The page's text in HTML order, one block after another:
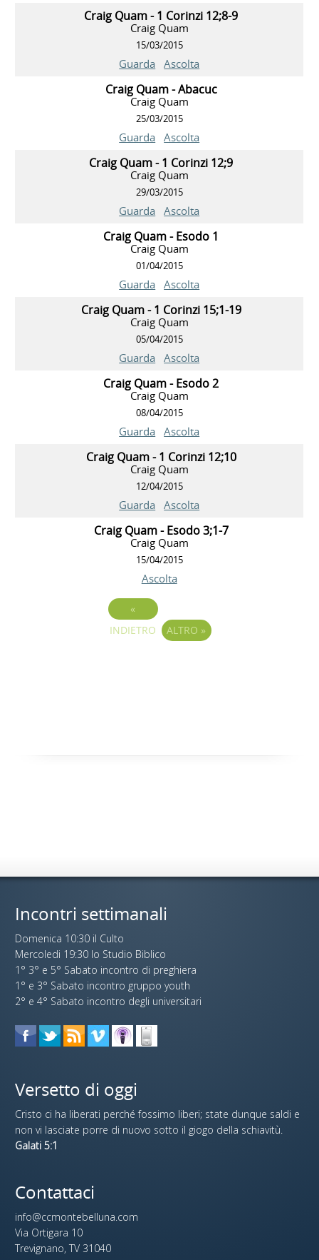
Craig Quam - 1 Corinzi 12;8-9
Craig Quam
15/03/2015
Guarda Ascolta
Craig Quam - Abacuc
Craig Quam
25/03/2015
Guarda Ascolta
Craig Quam - 1 Corinzi 12;9
Craig Quam
29/03/2015
Guarda Ascolta
Craig Quam - Esodo 1
Craig Quam
01/04/2015
Guarda Ascolta
Craig Quam - 1 Corinzi 15;1-19
Craig Quam
05/04/2015
Guarda Ascolta
Craig Quam - Esodo 2
Craig Quam
08/04/2015
Guarda Ascolta
Craig Quam - 1 Corinzi 12;10
Craig Quam
12/04/2015
Guarda Ascolta
Craig Quam - Esodo 3;1-7
Craig Quam
15/04/2015
Ascolta
«
INDIETRO
ALTRO »
Incontri settimanali
Domenica 10:30 il Culto
Mercoledi 19:30 lo Studio Biblico
1° 3° e 5° Sabato incontro di preghiera
1° e 3° Sabato incontro gruppo youth
2° e 4° Sabato incontro degli universitari
Versetto di oggi
Cristo ci ha liberati perché fossimo liberi; state dunque saldi e
non vi lasciate porre di nuovo sotto il giogo della schiavitù.
Galati 5:1
Contattaci
info@ccmontebelluna.com
Via Ortigara 10
Trevignano, TV 31040